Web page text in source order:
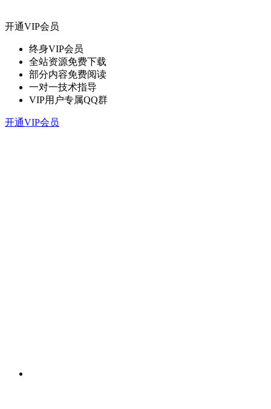
开通VIP会员
终身VIP会员
全站资源免费下载
部分内容免费阅读
一对一技术指导
VIP用户专属QQ群
开通VIP会员